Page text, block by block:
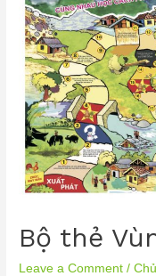
Bộ thẻ
Leave a Comment /